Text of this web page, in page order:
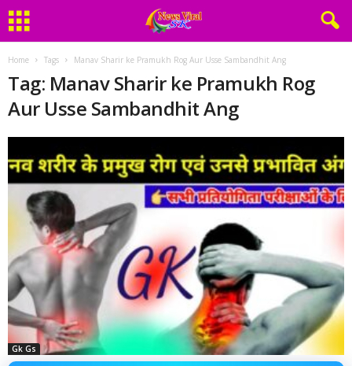
Home Tags Manav Sharir ke Pramukh Rog Aur Usse Sambandhit Ang
Tag: Manav Sharir ke Pramukh Rog
Aur Usse Sambandhit Ang
Gk Gs